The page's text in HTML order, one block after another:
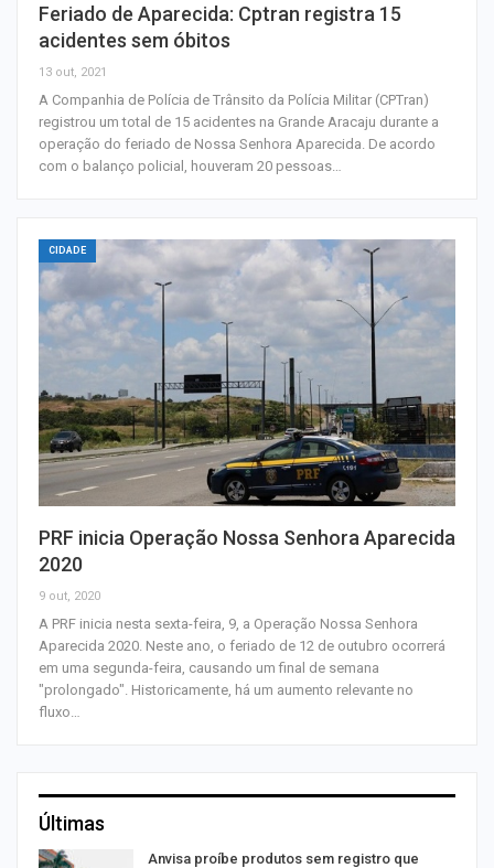
Feriado de Aparecida: Cptran registra 15
acidentes sem óbitos
13 out, 2021
A Companhia de Polícia de Trânsito da Polícia Militar (CPTran)
registrou um total de 15 acidentes na Grande Aracaju durante a
operação do feriado de Nossa Senhora Aparecida. De acordo
com o balanço policial, houveram 20 pessoas…
CIDADE
PRF inicia Operação Nossa Senhora Aparecida
2020
9 out, 2020
A PRF inicia nesta sexta-feira, 9, a Operação Nossa Senhora
Aparecida 2020. Neste ano, o feriado de 12 de outubro ocorrerá
em uma segunda-feira, causando um final de semana
"prolongado". Historicamente, há um aumento relevante no
fluxo…
Últimas
Anvisa proíbe produtos sem registro que